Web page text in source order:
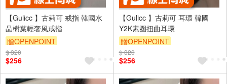
【Gulicc 】古莉可 戒指 韓國水
晶樹葉輕奢風戒指
贈OPENPOINT
訂單滿999享9折
$ 320
$256
【Gulicc 】古莉可 耳環 韓國
Y2K素圈扭曲耳環
贈OPENPOINT
訂單滿999享9折
$ 320
$256